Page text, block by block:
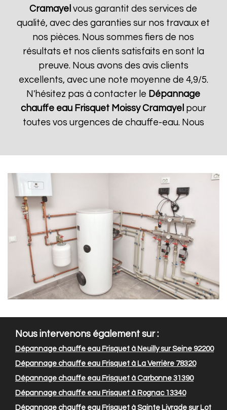
Cramayel vous garantit des services de
qualité, avec des garanties sur nos travaux et
nos pièces. Nous sommes fiers de nos
résultats et nos clients satisfaits en sont la
preuve. Nous avons des avis clients
excellents, avec une note moyenne de 4,9/5.
N'hésitez pas à contacter le Dépannage
chauffe eau Frisquet Moissy Cramayel pour
toutes vos urgences de chauffe-eau. Nous
Nous intervenons également sur :
Dépannage chauffe eau Frisquet à Neuilly sur Seine 92200
Dépannage chauffe eau Frisquet à La Verrière 78320
Dépannage chauffe eau Frisquet à Carbonne 31390
Dépannage chauffe eau Frisquet à Rognac 13340
Dépannage chauffe eau Frisquet à Sainte Livrade sur Lot